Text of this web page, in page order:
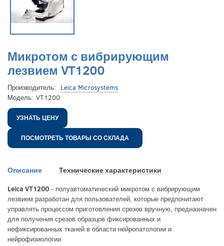
Микротом с вибрирующим
лезвием VT1200
Производитель:
Leica Microsystems
Модель: VT1200
УЗНАТЬ ЦЕНУ
ПОСМОТРЕТЬ ТОВАРЫ СО СКЛАДА
Описание Технические характеристики
Leica VT1200 - полуавтоматический микротом с вибрирующим
лезвием разработан для пользователей, которые предпочитают
управлять процессом приготовления срезов вручную, предназначен
для получения срезов образцов фиксированных и
нефиксированных тканей в области нейропатологии и
нейрофизиологии.